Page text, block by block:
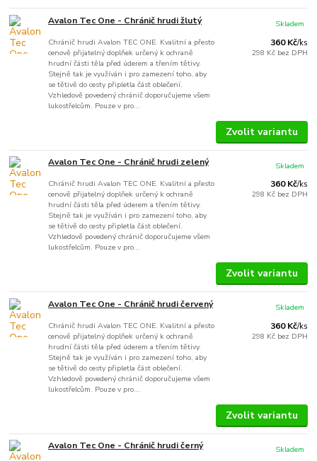
Avalon Tec One - Chránič hrudi žlutý
Chránič hrudi Avalon TEC ONE. Kvalitní a přesto
cenově přijatelný doplňek určený k ochraně
hrudní části těla před úderem a třením tětivy.
Stejně tak je využíván i pro zamezení toho, aby
se tětivě do cesty připletla část oblečení.
Vzhledově povedený chránič doporučujeme všem
lukostřelcům. Pouze v pro...
360 Kč/ks
298 Kč bez DPH
Skladem
Zvolit variantu
Avalon Tec One - Chránič hrudi zelený
Chránič hrudi Avalon TEC ONE. Kvalitní a přesto
cenově přijatelný doplňek určený k ochraně
hrudní části těla před úderem a třením tětivy.
Stejně tak je využíván i pro zamezení toho, aby
se tětivě do cesty připletla část oblečení.
Vzhledově povedený chránič doporučujeme všem
lukostřelcům. Pouze v pro...
360 Kč/ks
298 Kč bez DPH
Skladem
Zvolit variantu
Avalon Tec One - Chránič hrudi červený
Chránič hrudi Avalon TEC ONE. Kvalitní a přesto
cenově přijatelný doplňek určený k ochraně
hrudní části těla před úderem a třením tětivy.
Stejně tak je využíván i pro zamezení toho, aby
se tětivě do cesty připletla část oblečení.
Vzhledově povedený chránič doporučujeme všem
lukostřelcům. Pouze v pro...
360 Kč/ks
298 Kč bez DPH
Skladem
Zvolit variantu
Avalon Tec One - Chránič hrudi černý Skladem